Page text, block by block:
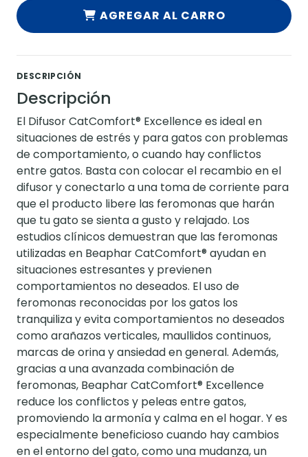
AGREGAR AL CARRO
DESCRIPCIÓN
Descripción
El Difusor CatComfort® Excellence es ideal en
situaciones de estrés y para gatos con problemas
de comportamiento, o cuando hay conflictos
entre gatos. Basta con colocar el recambio en el
difusor y conectarlo a una toma de corriente para
que el producto libere las feromonas que harán
que tu gato se sienta a gusto y relajado. Los
estudios clínicos demuestran que las feromonas
utilizadas en Beaphar CatComfort® ayudan en
situaciones estresantes y previenen
comportamientos no deseados. El uso de
feromonas reconocidas por los gatos los
tranquiliza y evita comportamientos no deseados
como arañazos verticales, maullidos continuos,
marcas de orina y ansiedad en general. Además,
gracias a una avanzada combinación de
feromonas, Beaphar CatComfort® Excellence
reduce los conflictos y peleas entre gatos,
promoviendo la armonía y calma en el hogar. Y es
especialmente beneficioso cuando hay cambios
en el entorno del gato, como una mudanza, un